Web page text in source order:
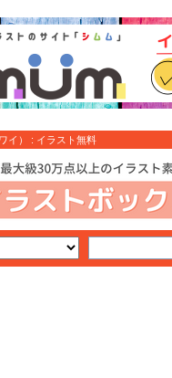
イ） : イラスト無料